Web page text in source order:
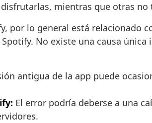
mientras que otras no
por lo general está relacionado
No existe una causa
antigua de la app puede
El error podría deberse a una